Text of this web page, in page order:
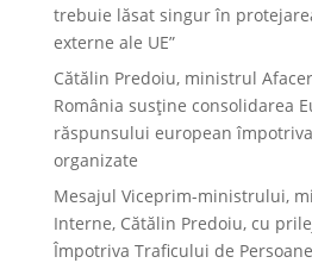
trebuie lăsat singur în
externe ale UE”
Cătălin Predoiu, ministrul
România susține consolidarea
răspunsului european
organizate
Mesajul Viceprim-ministrului,
Interne, Cătălin Predoiu, cu
Împotriva Traficului de Persoane